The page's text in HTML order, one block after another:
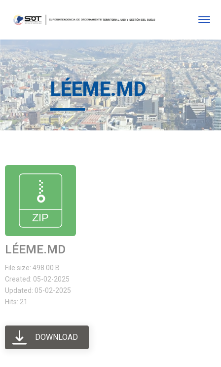
LÉEME.MD
LÉEME.MD
File size: 498.00 B
Created: 05-02-2025
Updated: 05-02-2025
Hits: 21
DOWNLOAD